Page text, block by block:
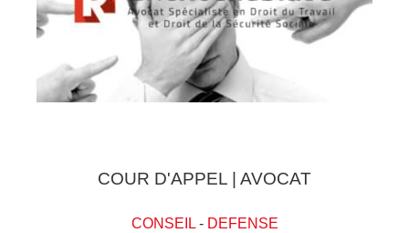
COUR D'APPEL | AVOCAT
CONSEIL- DEFENSE